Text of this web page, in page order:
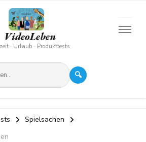
VideoLeben
· Urlaub · Produkttests
🔍
Spielsachen